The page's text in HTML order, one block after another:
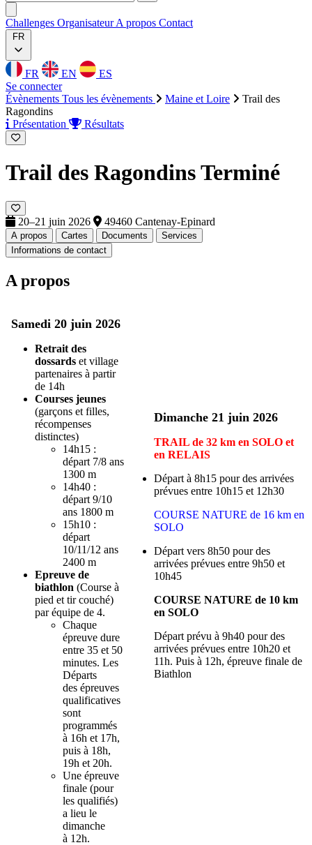
Challenges OrganisateurA propos Contact
FR
FR EN
ES
Se connecter
Évènements Tous les évènements Maine et Loire
Trail des
Ragondins
Présentation
Résultats
Trail des RagondinsTerminé
20–21 juin 2026 49460 Cantenay-Epinard
A propos Cartes Documents
Services
Informations de contact
A propos
Samedi 20 juin 2026
Retrait des
dossards et village
partenaires à partir
de 14h
Courses jeunes
(garçons et filles,
récompenses
distinctes)
14h15 :
départ 7/8 ans
1300 m
14h40 :
départ 9/10
ans 1800 m
15h10 :
départ
10/11/12 ans
2400 m
Epreuve de
biathlon (Course à
pied et tir couché)
par équipe de 4.
Chaque
épreuve dure
entre 35 et 50
minutes. Les
Départs
des épreuves
qualificatives
sont
programmés
à 16h et 17h,
puis à 18h,
19h et 20h.
Une épreuve
finale (pour
les qualifiés)
a lieu le
dimanche
à 12h.
Dimanche 21 juin 2026
TRAIL de 32 km en SOLO et
en RELAIS
Départ à 8h15 pour des arrivées
prévues entre 10h15 et 12h30
COURSE NATURE de 16 km en
SOLO
Départ vers 8h50 pour des
arrivées prévues entre 9h50 et
10h45
COURSE NATURE de 10 km
en SOLO
Départ prévu à 9h40 pour des
arrivées prévues entre 10h20 et
11h. Puis à 12h, épreuve finale de
Biathlon